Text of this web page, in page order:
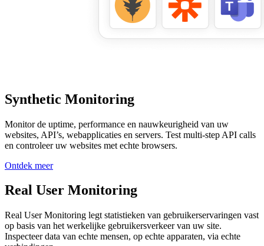
Synthetic Monitoring
Monitor de uptime, performance en nauwkeurigheid van uw
websites, API’s, webapplicaties en servers. Test multi-step API calls
en controleer uw websites met echte browsers.
Ontdek meer
Real User Monitoring
Real User Monitoring legt statistieken van gebruikerservaringen vast
op basis van het werkelijke gebruikersverkeer van uw site.
Inspecteer data van echte mensen, op echte apparaten, via echte